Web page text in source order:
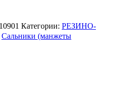
Категории: РЕЗИНО-
Сальники (манжеты